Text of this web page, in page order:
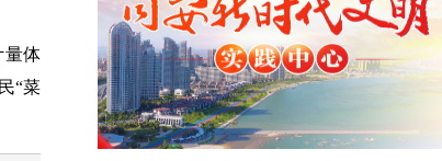
量体
“菜